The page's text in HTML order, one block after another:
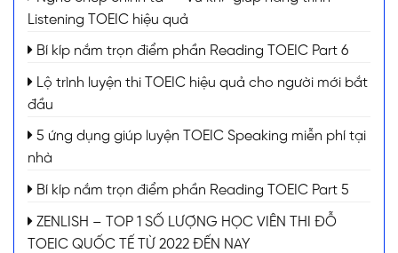
Listening TOEIC hiệu quả
Bí kíp nắm trọn điểm phần Reading TOEIC Part 6
Lộ trình luyện thi TOEIC hiệu quả cho người mới bắt
đầu
5 ứng dụng giúp luyện TOEIC Speaking miễn phí tại
nhà
Bí kíp nắm trọn điểm phần Reading TOEIC Part 5
ZENLISH – TOP 1 SỐ LƯỢNG HỌC VIÊN THI ĐỖ
TOEIC QUỐC TẾ TỪ 2022 ĐẾN NAY